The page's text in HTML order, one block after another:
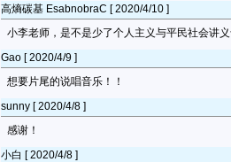
高熵碳基 EsabnobraC [ 2020/4/10 ]
小李老师，是不是少了个人主义与平民社会讲
Gao [ 2020/4/9 ]
想要片尾的说唱音乐！！
sunny [ 2020/4/8 ]
感谢！
小白 [ 2020/4/8 ]